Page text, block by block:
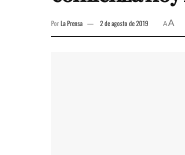
PorLa Prensa 2 de agosto de 2019 AA